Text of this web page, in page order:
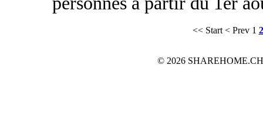
<< Start < Prev 1 2
© 2026